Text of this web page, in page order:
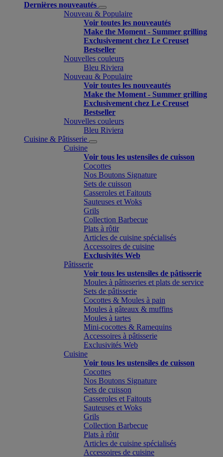
Dernières nouveautés
Nouveau & Populaire
Voir toutes les nouveautés
Make the Moment - Summer grilling
Exclusivement chez Le Creuset
Bestseller
Nouvelles couleurs
Bleu Riviera
Nouveau & Populaire
Voir toutes les nouveautés
Make the Moment - Summer grilling
Exclusivement chez Le Creuset
Bestseller
Nouvelles couleurs
Bleu Riviera
Cuisine & Pâtisserie
Cuisine
Voir tous les ustensiles de cuisson
Cocottes
Nos Boutons Signature
Sets de cuisson
Casseroles et Faitouts
Sauteuses et Woks
Grils
Collection Barbecue
Plats à rôtir
Articles de cuisine spécialisés
Accessoires de cuisine
Exclusivités Web
Pâtisserie
Voir tous les ustensiles de pâtisserie
Moules à pâtisseries et plats de service
Sets de pâtisserie
Cocottes & Moules à pain
Moules à gâteaux & muffins
Moules à tartes
Mini-cocottes & Ramequins
Accessoires à pâtisserie
Exclusivités Web
Cuisine
Voir tous les ustensiles de cuisson
Cocottes
Nos Boutons Signature
Sets de cuisson
Casseroles et Faitouts
Sauteuses et Woks
Grils
Collection Barbecue
Plats à rôtir
Articles de cuisine spécialisés
Accessoires de cuisine